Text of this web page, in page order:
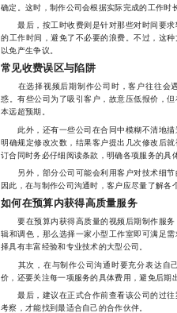
确定。这时，制作公司会根据实际完成的工作时
最后，按工时收费则是针对那些对时间要求
的工作时间，避免了不必要的浪费。不过，这
以免产生争议。
常见收费误区与陷阱
在选择视频后期制作公司时，客户往往会
惑。有些公司为了吸引客户，故意压低报价，
本远超预期。
此外，还有一些公司在合同中模糊不清地描
明确规定修改次数，结果客户提出几次修改后
订合同时务必仔细阅读条款，明确各项服务的具
另外，部分公司可能会利用客户对技术细节
因此，在与制作公司沟通时，客户应尽量了解
如何在预算内获得高质量服务
要在预算内获得高质量的视频后期制作服务
辑和调色，那么选择一家小型工作室即可满足
择具有丰富经验和专业技术的大型公司。
其次，在与制作公司沟通时要充分表达自
价，还要关注每一项服务的具体费用，避免后期
最后，建议在正式合作前查看该公司的过往
考察，才能找到最适合自己的合作伙伴。